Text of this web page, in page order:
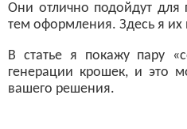
Они отлично подойдут для
тем оформления. Здесь я их
В статье я покажу пару
генерации крошек, и это
вашего решения.